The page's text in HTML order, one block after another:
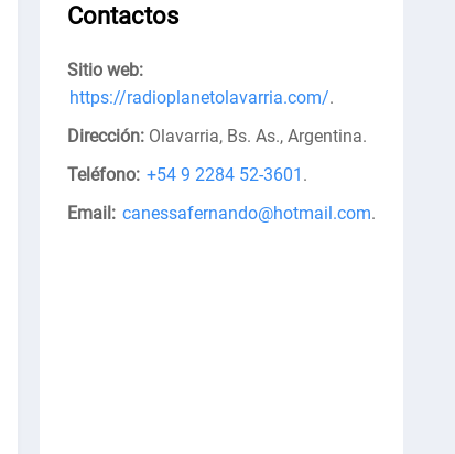
Contactos
Sitio web:
https://radioplanetolavarria.com/.
Dirección: Olavarria, Bs. As., Argentina.
Teléfono: +54 9 2284 52-3601 .
Email: canessafernando@hotmail.com.